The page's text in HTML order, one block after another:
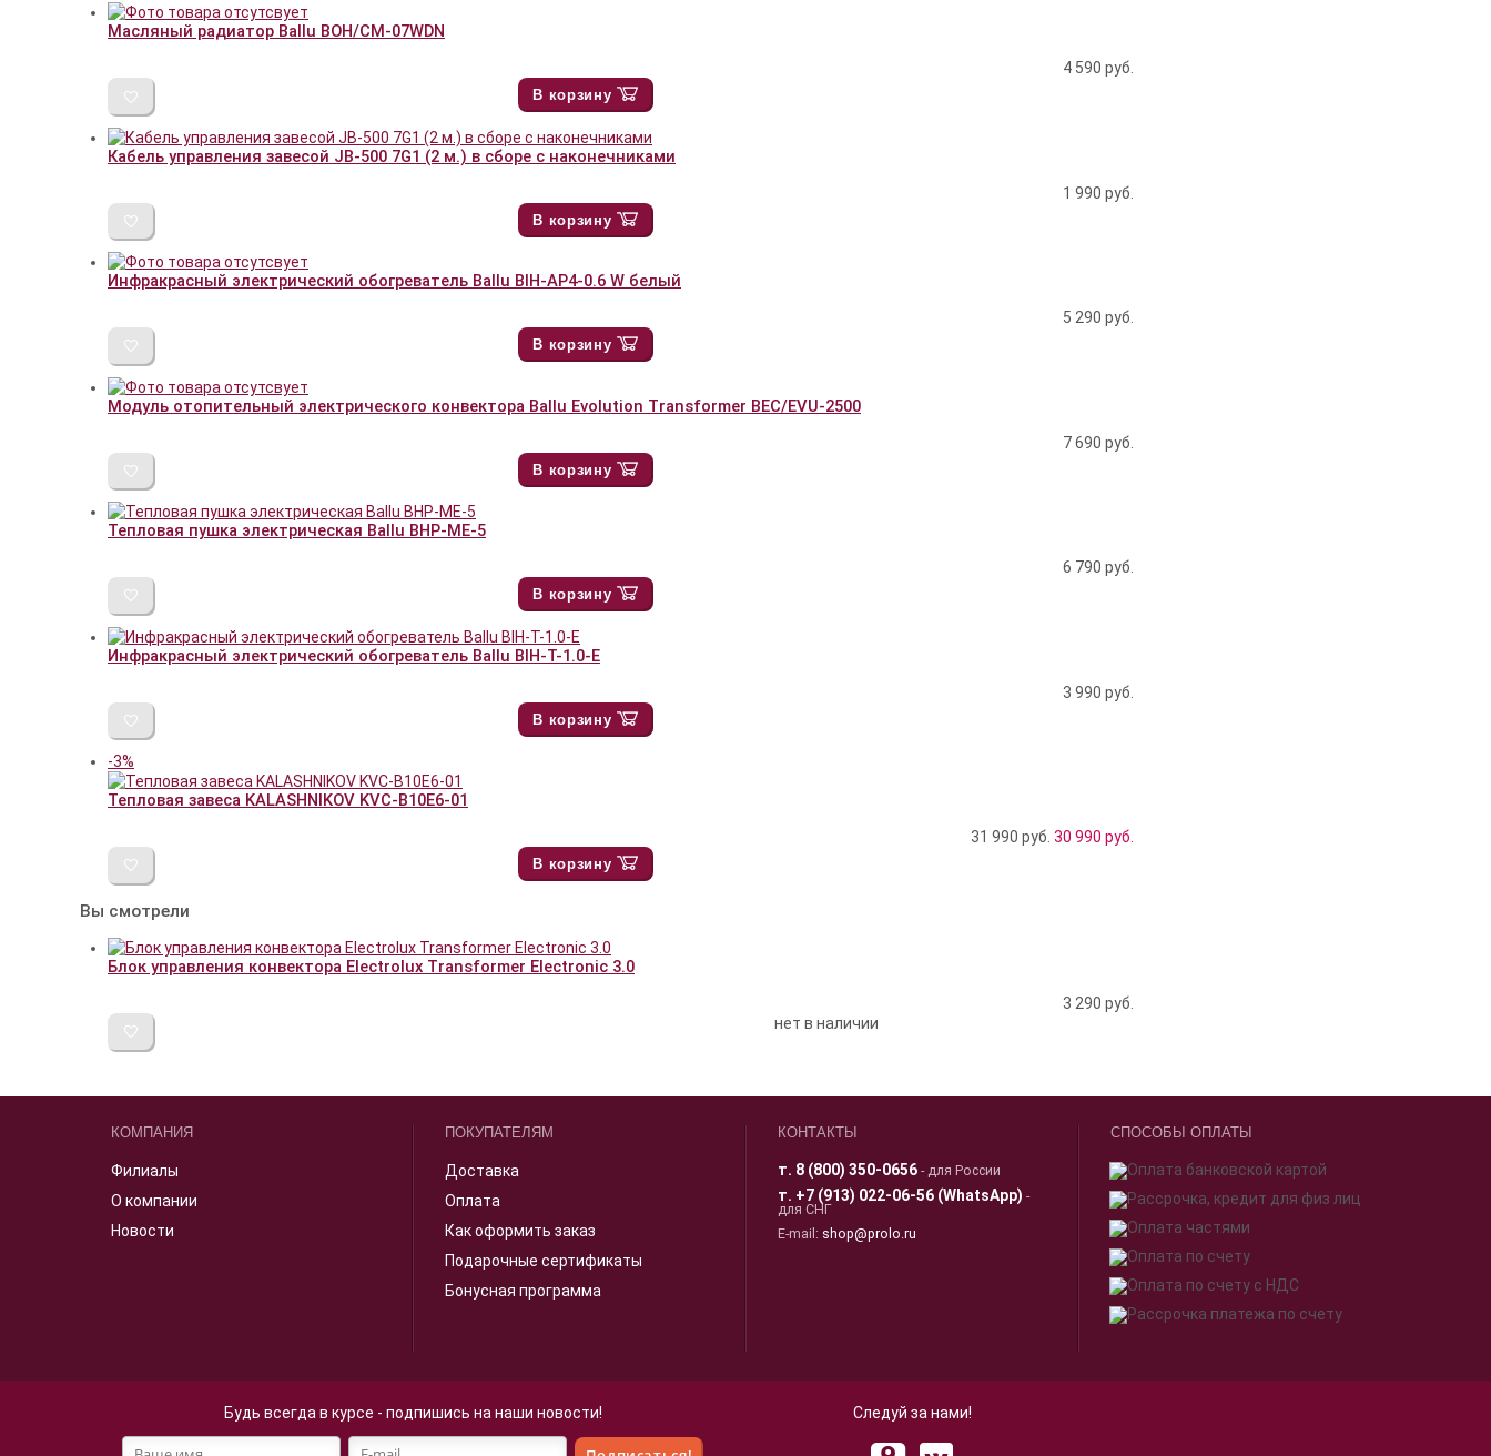
Масляный радиатор Ballu BOH/CM-07WDN
4 590 руб.
В корзину
Кабель управления завесой JB-500 7G1 (2 м.) в сборе с наконечниками
1 990 руб.
В корзину
Инфракрасный электрический обогреватель Ballu BIH-AP4-0.6 W белый
5 290 руб.
В корзину
Модуль отопительный электрического конвектора Ballu Evolution Transformer BEC/EVU-2500
7 690 руб.
В корзину
Тепловая пушка электрическая Ballu BHP-ME-5
6 790 руб.
В корзину
Инфракрасный электрический обогреватель Ballu BIH-T-1.0-E
3 990 руб.
В корзину
-3%
Тепловая завеса KALASHNIKOV KVС-B10E6-01
31 990 руб. 30 990 руб.
В корзину
Вы смотрели
Блок управления конвектора Electrolux Transformer Electronic 3.0
3 290 руб.
нет в наличии
КОМПАНИЯ
Филиалы
О компании
Новости
ПОКУПАТЕЛЯМ
Доставка
Оплата
Как оформить заказ
Подарочные сертификаты
Бонусная программа
КОНТАКТЫ
т. 8 (800) 350-0656 - для России
т. +7 (913) 022-06-56 (WhatsApp) -
для СНГ
E-mail: shop@prolo.ru
СПОСОБЫ ОПЛАТЫ
Будь всегда в курсе - подпишись на наши новости! Следуй за нами!